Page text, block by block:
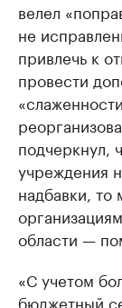
велел
не
привлечь к
провести
подчеркнул,
учреждения
надбавки, то
области —
«С учетом
бюджетный